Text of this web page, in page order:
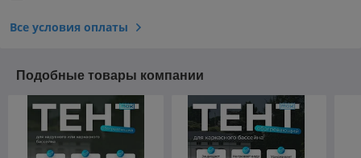
Все условия оплаты
Подобные товары компании